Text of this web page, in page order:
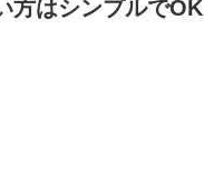
方はシンプルでOK